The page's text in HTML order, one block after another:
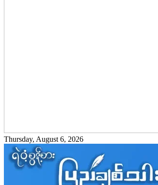
Thursday, August 6, 2026